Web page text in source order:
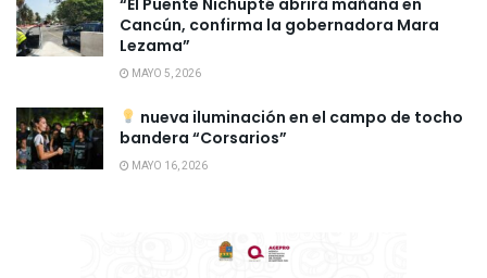
Cancún, confirma la gobernadora Mara
Lezama”
MAYO 5, 2026
nueva iluminación en el campo de tocho
bandera “Corsarios”
MAYO 16, 2026